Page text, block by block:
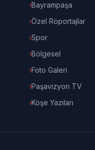
Bayrampaşa
Özel Röportajlar
Spor
Bölgesel
Foto Galeri
Paşavizyon TV
Köşe Yazıları